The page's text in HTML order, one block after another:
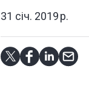
31 січ. 2019 р.